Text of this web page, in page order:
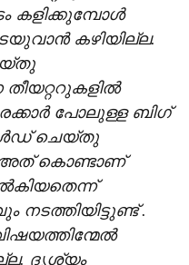
കളിക്കുമ്പോൾ
കഴിയില്ല.
പോലുള്ള ബിഗ്
ചെയ്തു
അത് കൊണ്ടാണ്
.
ദൃശ്യം